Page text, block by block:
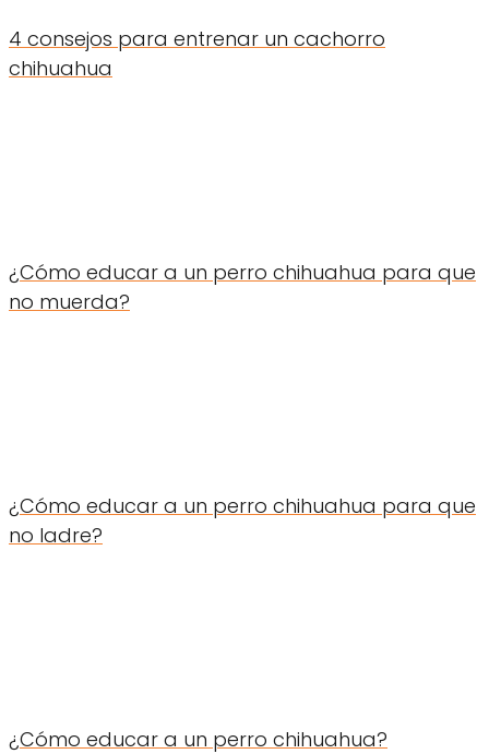
4 consejos para entrenar un cachorro
chihuahua
¿Cómo educar a un perro chihuahua para que
no muerda?
¿Cómo educar a un perro chihuahua para que
no ladre?
¿Cómo educar a un perro chihuahua?